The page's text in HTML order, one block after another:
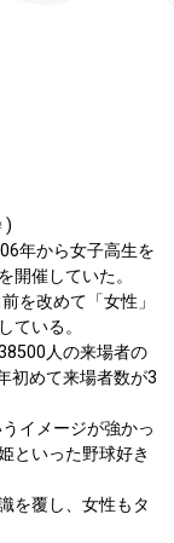
年から女子高生を
開催していた。
を改めて「女性」
ている。
人の来場者の
初めて来場者数が3
イメージが強かっ
といった野球好き
を覆し、女性もタ